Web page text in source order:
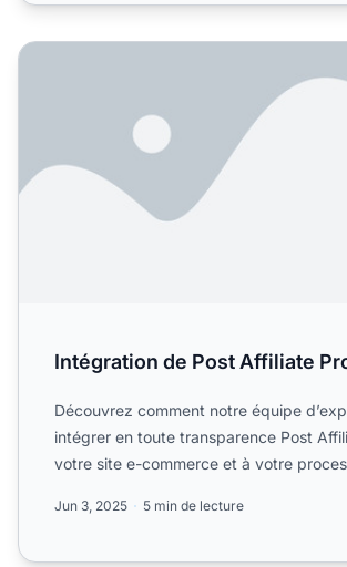
Intégration de Post Affiliate Pro
Intégration de Post Affiliate
Découvrez comment notre équipe
intégrer en toute transparence Post
votre site e-commerce et à votre
Jun 3, 2025 5 min de lecture